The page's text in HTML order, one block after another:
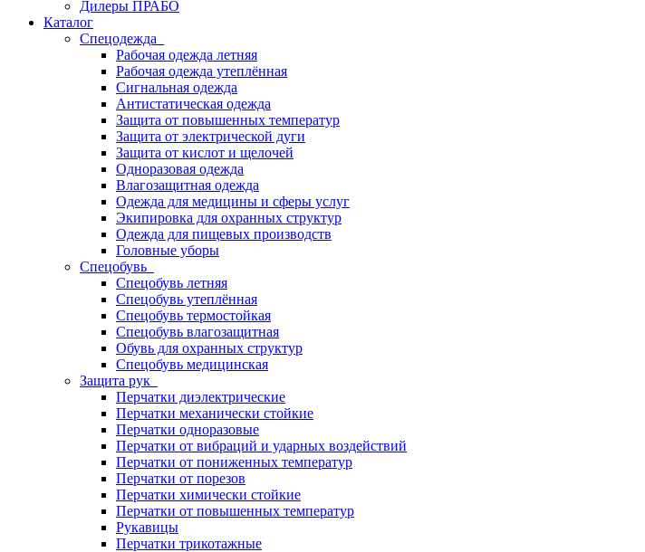
Дилеры ПРАБО
Каталог
Спецодежда
Рабочая одежда летняя
Рабочая одежда утеплённая
Сигнальная одежда
Антистатическая одежда
Защита от повышенных температур
Защита от электрической дуги
Защита от кислот и щелочей
Одноразовая одежда
Влагозащитная одежда
Одежда для медицины и сферы услуг
Экипировка для охранных структур
Одежда для пищевых производств
Головные уборы
Спецобувь
Спецобувь летняя
Спецобувь утеплённая
Спецобувь термостойкая
Спецобувь влагозащитная
Обувь для охранных структур
Спецобувь медицинская
Защита рук
Перчатки диэлектрические
Перчатки механически стойкие
Перчатки одноразовые
Перчатки от вибраций и ударных воздействий
Перчатки от пониженных температур
Перчатки от порезов
Перчатки химически стойкие
Перчатки от повышенных температур
Рукавицы
Перчатки трикотажные